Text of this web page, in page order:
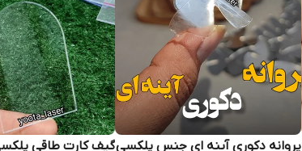
پروانه دکوری آینه ای جنس پلکسیگیف کارت طاقی